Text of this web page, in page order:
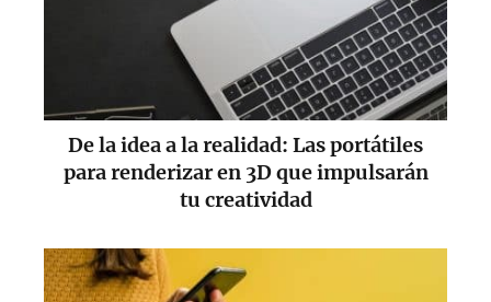
De la idea a la realidad: Las portátiles
para renderizar en 3D que impulsarán
tu creatividad